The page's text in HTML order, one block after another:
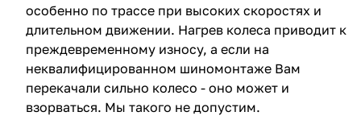
особенно по трассе при высоких скоростях и
длительном движении. Нагрев колеса приводит к
преждевременному износу, а если на
неквалифицированном шиномонтаже Вам
перекачали сильно колесо - оно может и
взорваться. Мы такого не допустим.